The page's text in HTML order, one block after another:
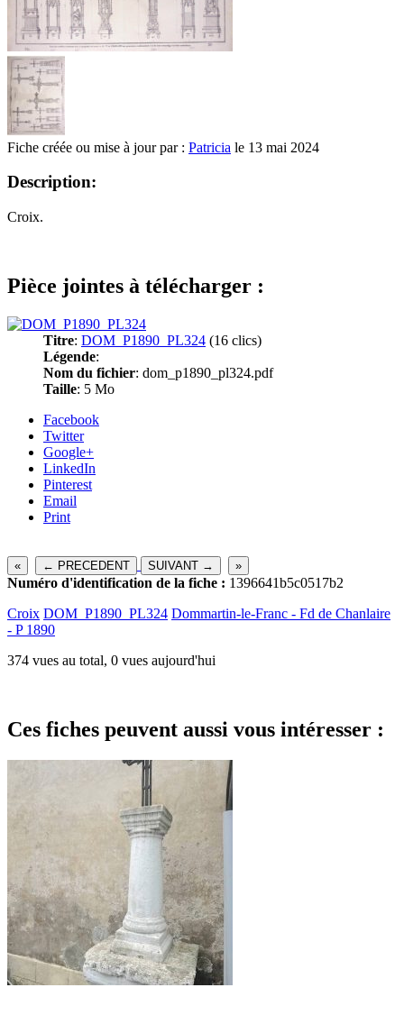
Fiche créée ou mise à jour par : Patricia le 13 mai 2024
Description:
Croix.
Pièce jointes à télécharger :
Titre: DOM_P1890_PL324 (16 clics)
Légende:
Nom du fichier: dom_p1890_pl324.pdf
Taille: 5 Mo
Facebook
Twitter
Google+
LinkedIn
Pinterest
Email
Print
« ← PRECEDENT SUIVANT → »
Numéro d'identification de la fiche : 1396641b5c0517b2
Croix DOM_P1890_PL324 Dommartin-le-Franc - Fd de Chanlaire
- P 1890
374 vues au total, 0 vues aujourd'hui
Ces fiches peuvent aussi vous intéresser :